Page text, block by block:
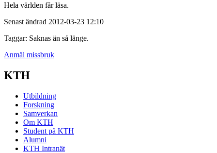
Hela världen får läsa.
Senast ändrad 2012-03-23 12:10
Taggar: Saknas än så länge.
Anmäl missbruk
KTH
Utbildning
Forskning
Samverkan
Om KTH
Student på KTH
Alumni
KTH Intranät